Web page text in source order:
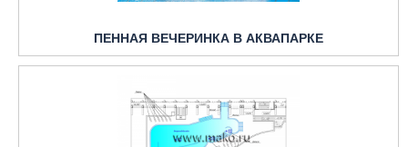
ПЕННАЯ ВЕЧЕРИНКА В АКВАПАРКЕ